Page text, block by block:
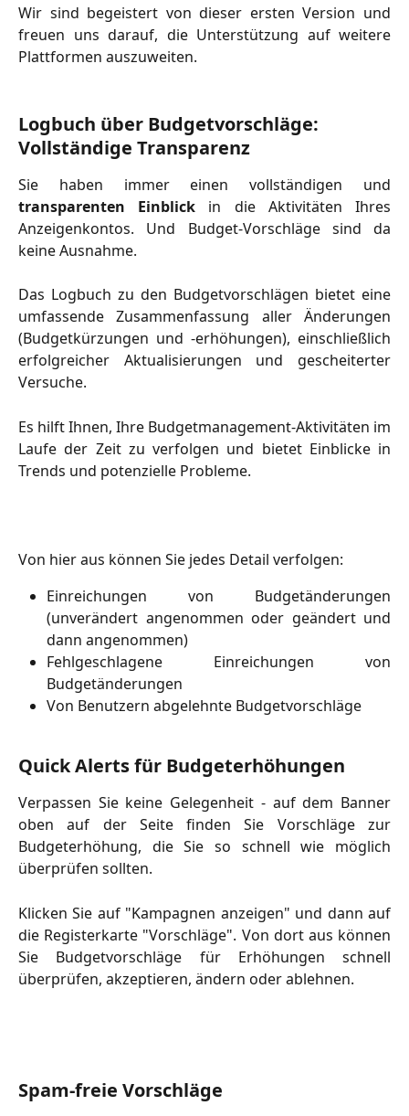
Wir sind begeistert von dieser ersten Version und
freuen uns darauf, die Unterstützung auf weitere
Plattformen auszuweiten.
Logbuch über Budgetvorschläge:
Vollständige Transparenz
Sie haben immer einen vollständigen und
transparenten Einblick in die Aktivitäten Ihres
Anzeigenkontos. Und Budget-Vorschläge sind da
keine Ausnahme.
Das Logbuch zu den Budgetvorschlägen bietet eine
umfassende Zusammenfassung aller Änderungen
(Budgetkürzungen und -erhöhungen), einschließlich
erfolgreicher Aktualisierungen und gescheiterter
Versuche.
Es hilft Ihnen, Ihre Budgetmanagement-Aktivitäten im
Laufe der Zeit zu verfolgen und bietet Einblicke in
Trends und potenzielle Probleme.
Von hier aus können Sie jedes Detail verfolgen:
Einreichungen von Budgetänderungen
(unverändert angenommen oder geändert und
dann angenommen)
Fehlgeschlagene Einreichungen von
Budgetänderungen
Von Benutzern abgelehnte Budgetvorschläge
Quick Alerts für Budgeterhöhungen
Verpassen Sie keine Gelegenheit - auf dem Banner
oben auf der Seite finden Sie Vorschläge zur
Budgeterhöhung, die Sie so schnell wie möglich
überprüfen sollten.
Klicken Sie auf "Kampagnen anzeigen" und dann auf
die Registerkarte "Vorschläge". Von dort aus können
Sie Budgetvorschläge für Erhöhungen schnell
überprüfen, akzeptieren, ändern oder ablehnen.
Spam-freie Vorschläge